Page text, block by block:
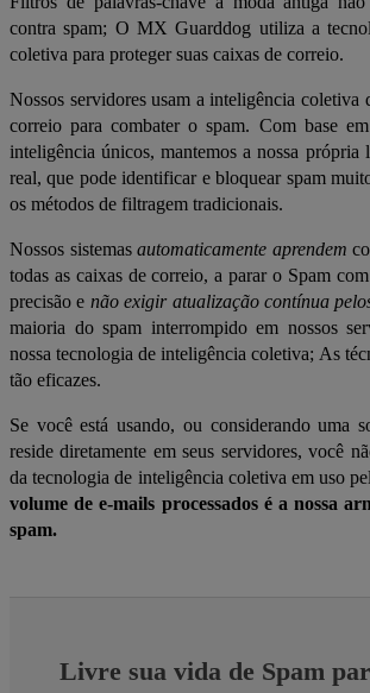
contra spam; O MX Guarddog utiliza a
coletiva para proteger suas caixas de correio.
Nossos servidores usam a inteligência coletiva
correio para combater o spam. Com base
inteligência únicos, mantemos a nossa própria
real, que pode identificar e bloquear spam
os métodos de filtragem tradicionais.
Nossos sistemas automaticamente aprendem
todas as caixas de correio, a parar o Spam
precisão e não exigir atualização contínua
maioria do spam interrompido em nossos
nossa tecnologia de inteligência coletiva; As
tão eficazes.
Se você está usando, ou considerando uma
reside diretamente em seus servidores, você
da tecnologia de inteligência coletiva em uso
volume de e-mails processados é a nossa
spam.
Livre sua vida de Spam